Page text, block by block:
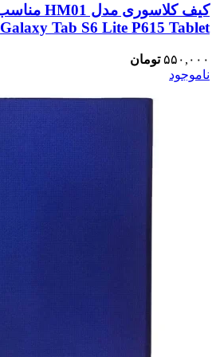
Galaxy Tab S6 Lite P615 Tablet
۵۵۰,۰۰۰ تومان
ناموجود